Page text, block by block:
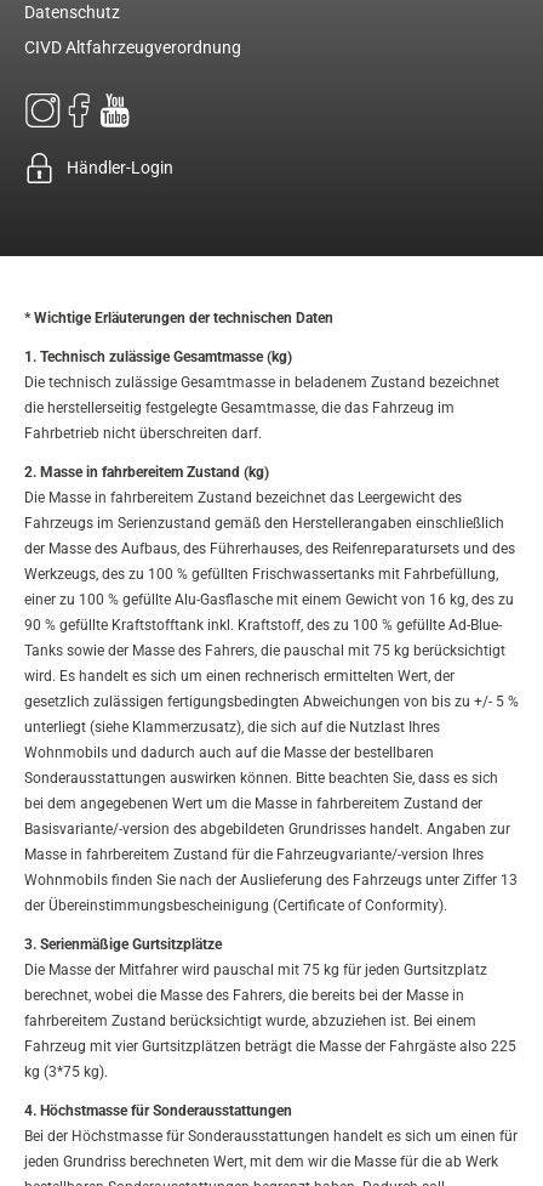
Datenschutz
CIVD Altfahrzeugverordnung
Händler-Login
* Wichtige Erläuterungen der technischen Daten
1. Technisch zulässige Gesamtmasse (kg)
Die technisch zulässige Gesamtmasse in beladenem Zustand bezeichnet
die herstellerseitig festgelegte Gesamtmasse, die das Fahrzeug im
Fahrbetrieb nicht überschreiten darf.
2. Masse in fahrbereitem Zustand (kg)
Die Masse in fahrbereitem Zustand bezeichnet das Leergewicht des
Fahrzeugs im Serienzustand gemäß den Herstellerangaben einschließlich
der Masse des Aufbaus, des Führerhauses, des Reifenreparatursets und des
Werkzeugs, des zu 100 % gefüllten Frischwassertanks mit Fahrbefüllung,
einer zu 100 % gefüllte Alu-Gasflasche mit einem Gewicht von 16 kg, des zu
90 % gefüllte Kraftstofftank inkl. Kraftstoff, des zu 100 % gefüllte Ad-Blue-
Tanks sowie der Masse des Fahrers, die pauschal mit 75 kg berücksichtigt
wird. Es handelt es sich um einen rechnerisch ermittelten Wert, der
gesetzlich zulässigen fertigungsbedingten Abweichungen von bis zu +/- 5 %
unterliegt (siehe Klammerzusatz), die sich auf die Nutzlast Ihres
Wohnmobils und dadurch auch auf die Masse der bestellbaren
Sonderausstattungen auswirken können. Bitte beachten Sie, dass es sich
bei dem angegebenen Wert um die Masse in fahrbereitem Zustand der
Basisvariante/-version des abgebildeten Grundrisses handelt. Angaben zur
Masse in fahrbereitem Zustand für die Fahrzeugvariante/-version Ihres
Wohnmobils finden Sie nach der Auslieferung des Fahrzeugs unter Ziffer 13
der Übereinstimmungsbescheinigung (Certificate of Conformity).
3. Serienmäßige Gurtsitzplätze
Die Masse der Mitfahrer wird pauschal mit 75 kg für jeden Gurtsitzplatz
berechnet, wobei die Masse des Fahrers, die bereits bei der Masse in
fahrbereitem Zustand berücksichtigt wurde, abzuziehen ist. Bei einem
Fahrzeug mit vier Gurtsitzplätzen beträgt die Masse der Fahrgäste also 225
kg (3*75 kg).
4. Höchstmasse für Sonderausstattungen
Bei der Höchstmasse für Sonderausstattungen handelt es sich um einen für
jeden Grundriss berechneten Wert, mit dem wir die Masse für die ab Werk